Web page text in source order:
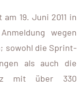
19. Juni 2011 in
wegen
sowohl die Sprint-
als auch die
mit über 330